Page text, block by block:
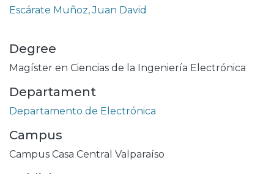
Escárate Muñoz, Juan David
Degree
Magíster en Ciencias de la Ingeniería Electrónica
Departament
Departamento de Electrónica
Campus
Campus Casa Central Valparaíso